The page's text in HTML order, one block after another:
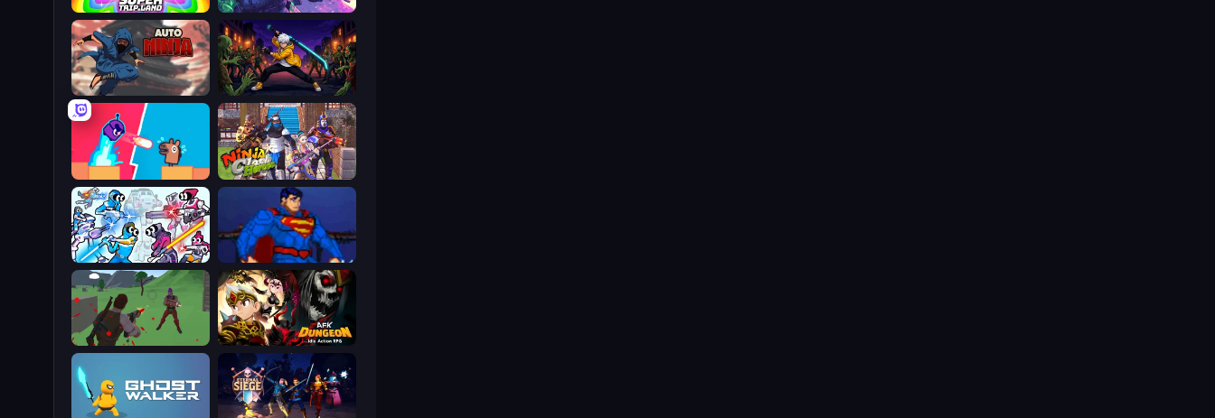
Hypersomnia
SuperTrip.Land
Sword Master: Shadow Hunter
Auto Ninja
Ninja Clash Heroes
Boom Slingers ReBoom
Injustice Gods Among Us
Space Wars Battleground
AFK Dungeon: Idle Action RPG
Battle Royale Survival